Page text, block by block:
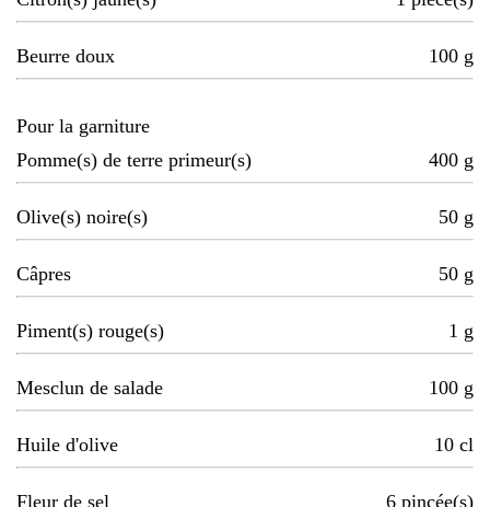
Beurre doux 100 g
Pour la garniture
Pomme(s) de terre primeur(s)
400 g
Olive(s) noire(s) 50 g
Câpres 50 g
Piment(s) rouge(s) 1 g
Mesclun de salade 100 g
Huile d'olive 10 cl
Fleur de sel 6 pincée(s)